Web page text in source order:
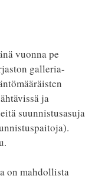
vuonna pe
galleria-
ja
suunnistusasuja
on mahdollista